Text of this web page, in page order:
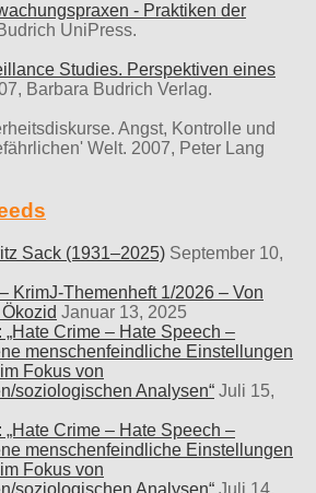
- Praktiken der
UniPress.
Studies. Perspektiven eines
Barbara Budrich Verlag.
Angst, Kontrolle und
Welt. 2007, Peter Lang
Sack (1931–2025) September 10,
KrimJ-Themenheft 1/2026 – Von
Januar 13, 2025
„Hate Crime – Hate Speech –
menschenfeindliche Einstellungen
Fokus von
soziologischen Analysen“ Juli 15,
„Hate Crime – Hate Speech –
menschenfeindliche Einstellungen
Fokus von
soziologischen Analysen“ Juli 14,